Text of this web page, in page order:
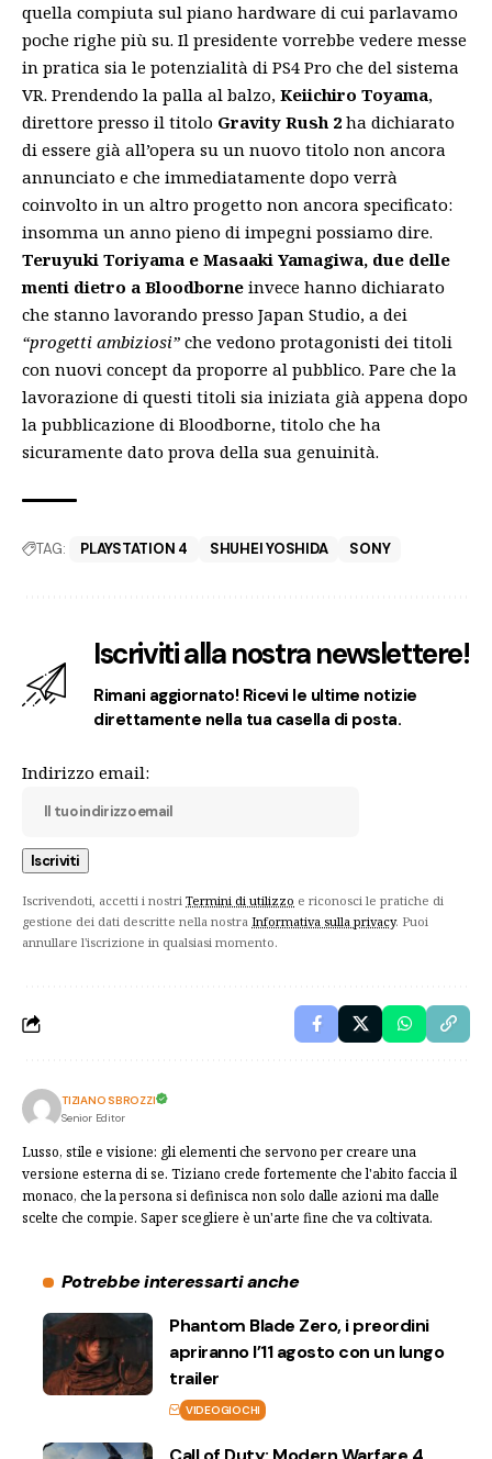
quella compiuta sul piano hardware di cui parlavamo
poche righe più su. Il presidente vorrebbe vedere messe
in pratica sia le potenzialità di PS4 Pro che del sistema
VR. Prendendo la palla al balzo, Keiichiro Toyama,
direttore presso il titolo Gravity Rush 2 ha dichiarato
di essere già all’opera su un nuovo titolo non ancora
annunciato e che immediatamente dopo verrà
coinvolto in un altro progetto non ancora specificato:
insomma un anno pieno di impegni possiamo dire.
Teruyuki Toriyama e Masaaki Yamagiwa, due delle
menti dietro a Bloodborne invece hanno dichiarato
che stanno lavorando presso Japan Studio, a dei
“progetti ambiziosi” che vedono protagonisti dei titoli
con nuovi concept da proporre al pubblico. Pare che la
lavorazione di questi titoli sia iniziata già appena dopo
la pubblicazione di Bloodborne, titolo che ha
sicuramente dato prova della sua genuinità.
TAG: PLAYSTATION 4 SHUHEI YOSHIDA SONY
Iscriviti alla nostra newslettere!
Rimani aggiornato! Ricevi le ultime notizie
direttamente nella tua casella di posta.
Indirizzo email:
Iscrivendoti, accetti i nostri Termini di utilizzo e riconosci le pratiche di
gestione dei dati descritte nella nostra Informativa sulla privacy. Puoi
annullare l'iscrizione in qualsiasi momento.
TIZIANO SBROZZI
Senior Editor
Lusso, stile e visione: gli elementi che servono per creare una
versione esterna di se. Tiziano crede fortemente che l'abito faccia il
monaco, che la persona si definisca non solo dalle azioni ma dalle
scelte che compie. Saper scegliere è un'arte fine che va coltivata.
Potrebbe interessarti anche
Phantom Blade Zero, i preordini
apriranno l’11 agosto con un lungo
trailer
VIDEOGIOCHI